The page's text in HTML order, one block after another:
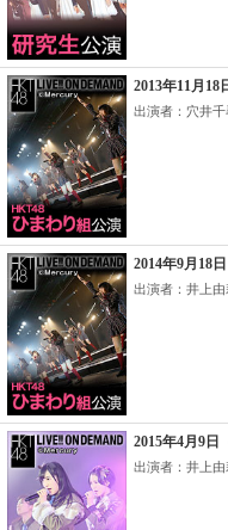
2013年11月
出演者：穴井千
2014年9月18
出演者：井上由
2015年4月9日
出演者：井上由